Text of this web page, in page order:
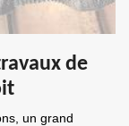
de
un grand